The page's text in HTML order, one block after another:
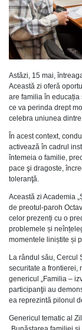
Astăzi, 15 mai,
Această zi oferă
are familia în
ce va perinda drept
celebra uniunea
În acest context,
activează în cadrul
întemeia o familie,
pace şi dragoste,
toleranţă.
Această zi Academia
de preotul-paroh
celor prezenți cu o
problemele și
momentele liniștite și
La rândul său, Cercul
securitate a frontierei,
genericul „Familia –
participanţii au
ea reprezintă pilonul
Genericul tematic al